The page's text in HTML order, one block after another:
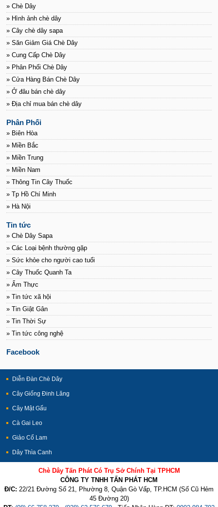
» Chè Dây
» Hình ảnh chè dây
» Cây chè dây sapa
» Săn Giảm Giá Chè Dây
» Cung Cấp Chè Dây
» Phân Phối Chè Dây
» Cửa Hàng Bán Chè Dây
» Ở đâu bán chè dây
» Địa chỉ mua bán chè dây
Phân Phối
» Biên Hòa
» Miền Bắc
» Miền Trung
» Miền Nam
» Thông Tin Cây Thuốc
» Tp Hồ Chí Minh
» Hà Nội
Tin tức
» Chè Dây Sapa
» Các Loại bệnh thường gặp
» Sức khỏe cho người cao tuổi
» Cây Thuốc Quanh Ta
» Ẩm Thực
» Tin tức xã hội
» Tin Giật Gân
» Tin Thời Sự
» Tin tức công nghệ
Facebook
Diễn Đàn Chè Dây
Cây Giống Đinh Lăng
Cây Mật Gấu
Cà Gai Leo
Giảo Cổ Lam
Dây Thìa Canh
Chè Dây Tấn Phát Có Trụ Sở Chính Tại TPHCM
CÔNG TY TNHH TẤN PHÁT HCM
Đ/C: 22/21 Đường Số 21, Phường 8, Quận Gò Vấp, TP.HCM (Số Cũ Hẻm
45 Đường 20)